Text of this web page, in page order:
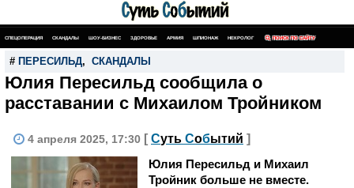
СПЕЦОПЕРАЦИЯ СКАНДАЛЫ ШОУ-БИЗНЕС ЗДОРОВЬЕ АРМИЯ ШПИОНАЖ НЕКРОЛОГ ПОИСК ПО САЙТУ
# ПЕРЕСИЛЬД, СКАНДАЛЫ
Юлия Пересильд сообщила о
расставании с Михаилом Тройником
4 апреля 2025, 17:30 [ Суть Событий ]
Юлия Пересильд и Михаил
Тройник больше не вместе.